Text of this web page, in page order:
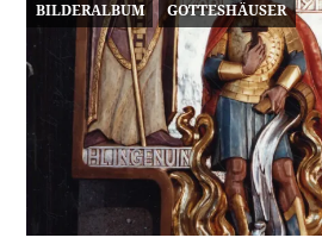
BILDERALBUM GOTTESHÄUSER